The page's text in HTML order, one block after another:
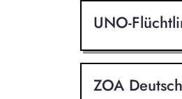
UNO-
ZOA